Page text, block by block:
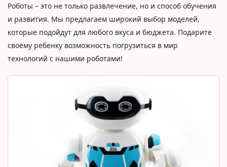
Роботы – это не только развлечение, но и способ обучения
и развития. Мы предлагаем широкий выбор моделей,
которые подойдут для любого вкуса и бюджета. Подарите
своему ребенку возможность погрузиться в мир
технологий с нашими роботами!